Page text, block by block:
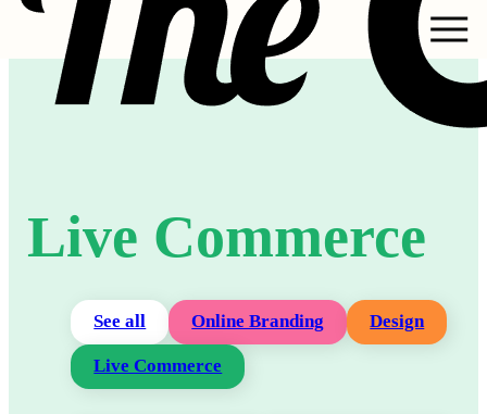
Live Commerce
See all Online Branding Design
Live Commerce